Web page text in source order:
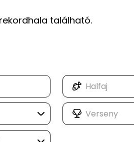
található.